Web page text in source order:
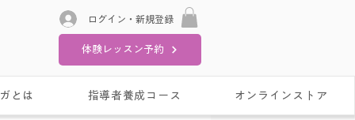
ログイン・新規登録
体験レッスン予約
とは 指導者養成コース オンラインストア